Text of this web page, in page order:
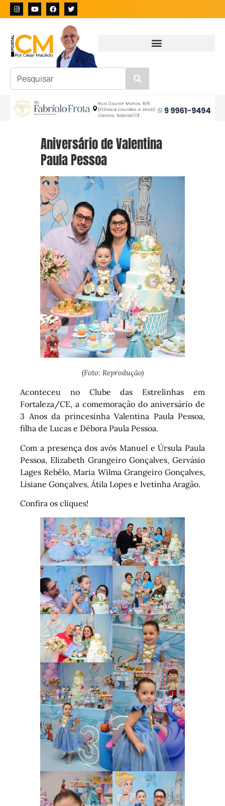
Aniversário de Valentina
Paula Pessoa
(Foto: Reprodução)
Aconteceu no Clube das Estrelinhas em
Fortaleza/CE, a comemoração do aniversário de
3 Anos da princesinha Valentina Paula Pessoa,
filha de Lucas e Débora Paula Pessoa.
Com a presença dos avós Manuel e Úrsula Paula
Pessoa, Elizabeth Grangeiro Gonçalves, Gervásio
Lages Rebêlo, Maria Wilma Grangeiro Gonçalves,
Lisiane Gonçalves, Átila Lopes e Ivetinha Aragão.
Confira os cliques!